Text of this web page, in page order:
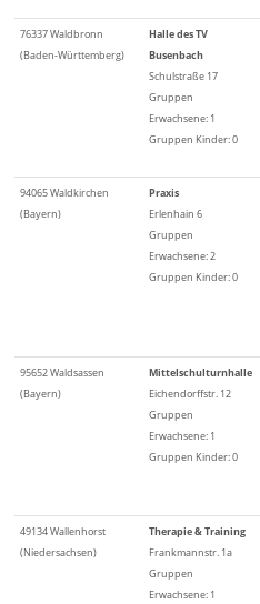
76337 Waldbronn
(Baden-Württemberg)
Halle des TV
Busenbach
Schulstraße 17
Gruppen
Erwachsene: 1
Gruppen Kinder: 0
94065 Waldkirchen
(Bayern)
Praxis
Erlenhain 6
Gruppen
Erwachsene: 2
Gruppen Kinder: 0
95652 Waldsassen
(Bayern)
Mittelschulturnhalle
Eichendorffstr. 12
Gruppen
Erwachsene: 1
Gruppen Kinder: 0
49134 Wallenhorst
(Niedersachsen)
Therapie & Training
Frankmannstr. 1a
Gruppen
Erwachsene: 1